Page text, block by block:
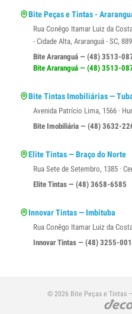
Bite Peças e Tintas -
Rua Conêgo Itamar Luiz da
- Cidade Alta, Araranguá - SC,
Bite Araranguá — (48) 3513-
Bite Araranguá — (48) 3513-
Bite Tintas Imobiliárias —
Avenida Patrício Lima, 1566 ·
Bite Imobiliária — (48) 3632-
Elite Tintas — Braço do Norte
Rua Sete de Setembro, 1385 ·
Elite Tintas — (48) 3658-6585
Innovar Tintas — Imbituba
Rua Conêgo Itamar Luiz da
Innovar Tintas — (48) 3255-
© 2026 Bite Peças e Tintas